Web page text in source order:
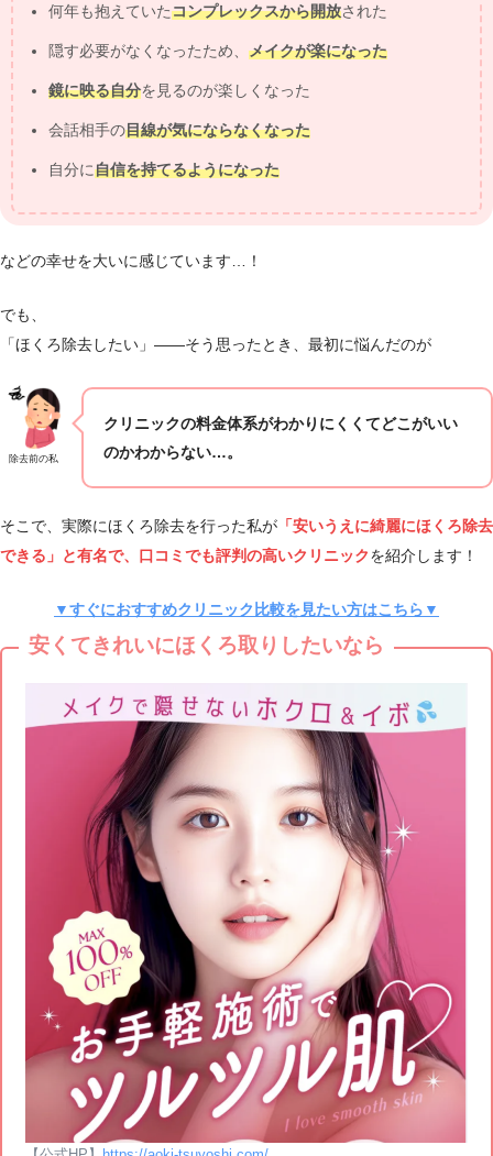
何年も抱えていたコンプレックスから開放された
隠す必要がなくなったため、 メイクが楽になった
鏡に映る自分を見るのが楽しくなった
会話相手の目線が気にならなくなった
自分に自信を持てるようになった
などの幸せを大いに感じています…！
でも、
「ほくろ除去したい」――そう思ったとき、最初に悩んだのが
除去前の私
クリニックの料金体系がわかりにくくてどこがいい
のかわからない…。
そこで、実際にほくろ除去を行った私が 「安いうえに綺麗にほくろ除去
できる」と有名で、口コミでも評判の高いクリニックを紹介します！
▼すぐにおすすめクリニック比較を見たい方はこちら▼
安くてきれいにほくろ取りしたいなら